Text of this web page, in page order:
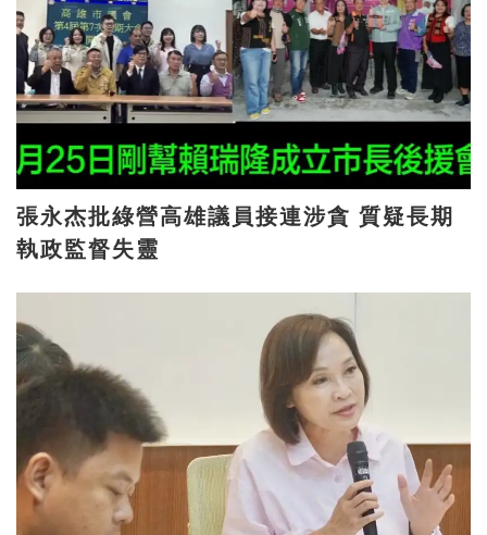
張永杰批綠營高雄議員接連涉貪 質疑長期
執政監督失靈